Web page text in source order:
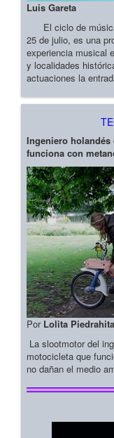
Luis Gareta
El ciclo de música
25 de julio, es una
experiencia musical
y localidades
actuaciones la
Ingeniero
funciona con
Por Lolita Piedrahita
La slootmotor del
motocicleta que
no dañan el medio